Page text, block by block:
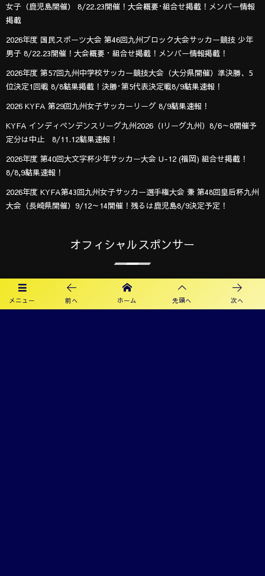
メニュー 前へ ホーム 先頭へ 次へ
女子（鹿児島開催） 8/22.23開催！大会概要･組合せ掲載！メンバー情報
掲載
2026年度 国民スポーツ大会 第46回九州ブロック大会サッカー競技 少年
男子 8/22.23開催！大会概要・組合せ掲載！メンバー情報掲載！
2026年度 第57回九州中学校サッカー競技大会（大分県開催）準決勝、5
位決定1回戦 8/8結果掲載！決勝･第5代表決定戦8/9結果速報！
2026 KYFA 第29回九州女子サッカーリーグ 8/9結果速報！
KYFA インディペンデンスリーグ九州2026（Iリーグ九州）8/6～8開催予
定分は中止 8/11.12結果速報！
2026年度 第40回大文字杯少年サッカー大会 U-12 (福岡) 組合せ掲載！
8/8,9結果速報！
2026年度 KYFA第43回九州女子サッカー選手権大会 兼 第48回皇后杯九州
大会（長崎県開催）9/12～14開催！残るは鹿児島8/9決定予定！
オフィシャルスポンサー